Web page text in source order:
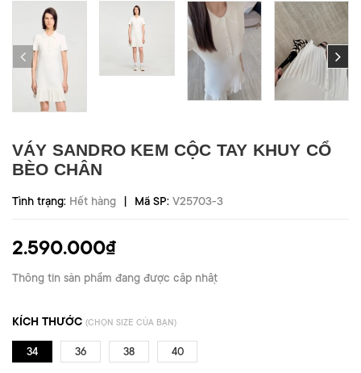
VÁY SANDRO KEM CỘC TAY KHUY CỔ
BÈO CHÂN
Tình trạng: Hết hàng | Mã SP: V25703-3
2.590.000₫
Thông tin sản phẩm đang được cập nhật
KÍCH THƯỚC (CHỌN SIZE CỦA BẠN)
34 36 38 40